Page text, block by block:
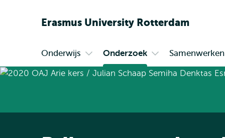
Erasmus University Rotterdam
Primair
Onderwijs
submenu
Onderzoek
submenu
Samenwerken